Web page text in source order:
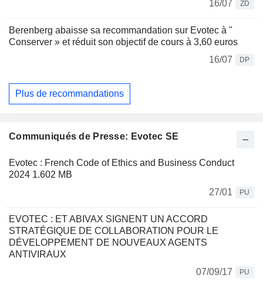
16/07
ZD
Berenberg abaisse sa recommandation sur Evotec à "
Conserver » et réduit son objectif de cours à 3,60 euros
16/07
DP
Plus de recommandations
Communiqués de Presse: Evotec SE
Evotec : French Code of Ethics and Business Conduct
2024 1.602 MB
27/01
PU
EVOTEC : ET ABIVAX SIGNENT UN ACCORD
STRATÉGIQUE DE COLLABORATION POUR LE
DÉVELOPPEMENT DE NOUVEAUX AGENTS
ANTIVIRAUX
07/09/17
PU